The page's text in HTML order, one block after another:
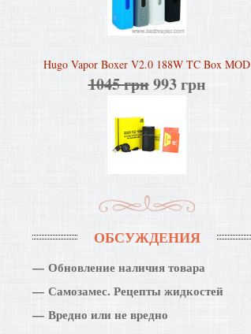
Hugo Vapor Boxer V2.0 188W TC Box MOD
1045 грн993 грн
ОБСУЖДЕНИЯ
Обновление наличия товара
Самозамес. Рецепты жидкостей
Вредно или не вредно